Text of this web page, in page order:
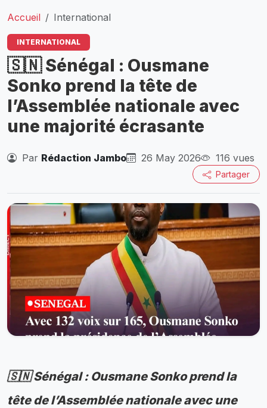
Accueil International
INTERNATIONAL
🇸🇳 Sénégal : Ousmane
Sonko prend la tête de
l’Assemblée nationale avec
une majorité écrasante
Par Rédaction Jambo 26 May 2026 116 vues
Partager
🇸🇳 Sénégal : Ousmane Sonko prend la
tête de l’Assemblée nationale avec une